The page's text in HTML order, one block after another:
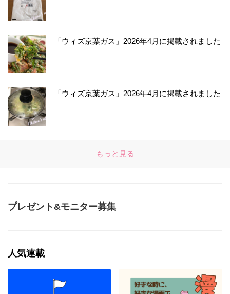
「ウィズ京葉ガス」2026年4月に掲載されました
「ウィズ京葉ガス」2026年4月に掲載されました
もっと見る
プレゼント&モニター募集
人気連載